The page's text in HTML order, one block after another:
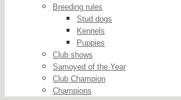
Breeding rules
Stud dogs
Kennels
Puppies
Club shows
Samoyed of the Year
Club Champion
Champions